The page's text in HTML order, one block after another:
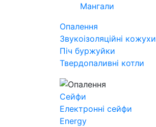
Мангали
Опалення
Звукоізоляційні кожухи
Піч буржуйки
Твердопаливні котли
Сейфи
Електронні сейфи
Energy